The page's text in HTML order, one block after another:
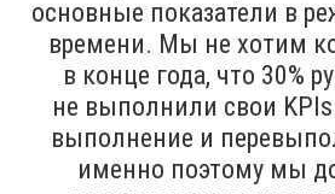
основные показатели в
времени. Мы не хотим
в конце года, что 30%
не выполнили свои
выполнение и
именно поэтому мы